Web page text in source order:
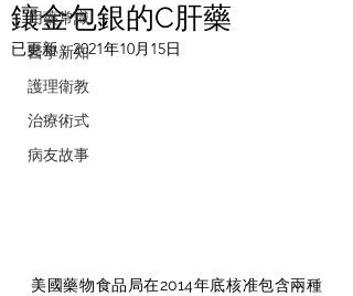
用藥常識
醫學新知
護理衛教
治療術式
病友故事
鑲金包銀的C肝藥
已更新：2021年10月15日
美國藥物食品局在2014年底核准包含兩種